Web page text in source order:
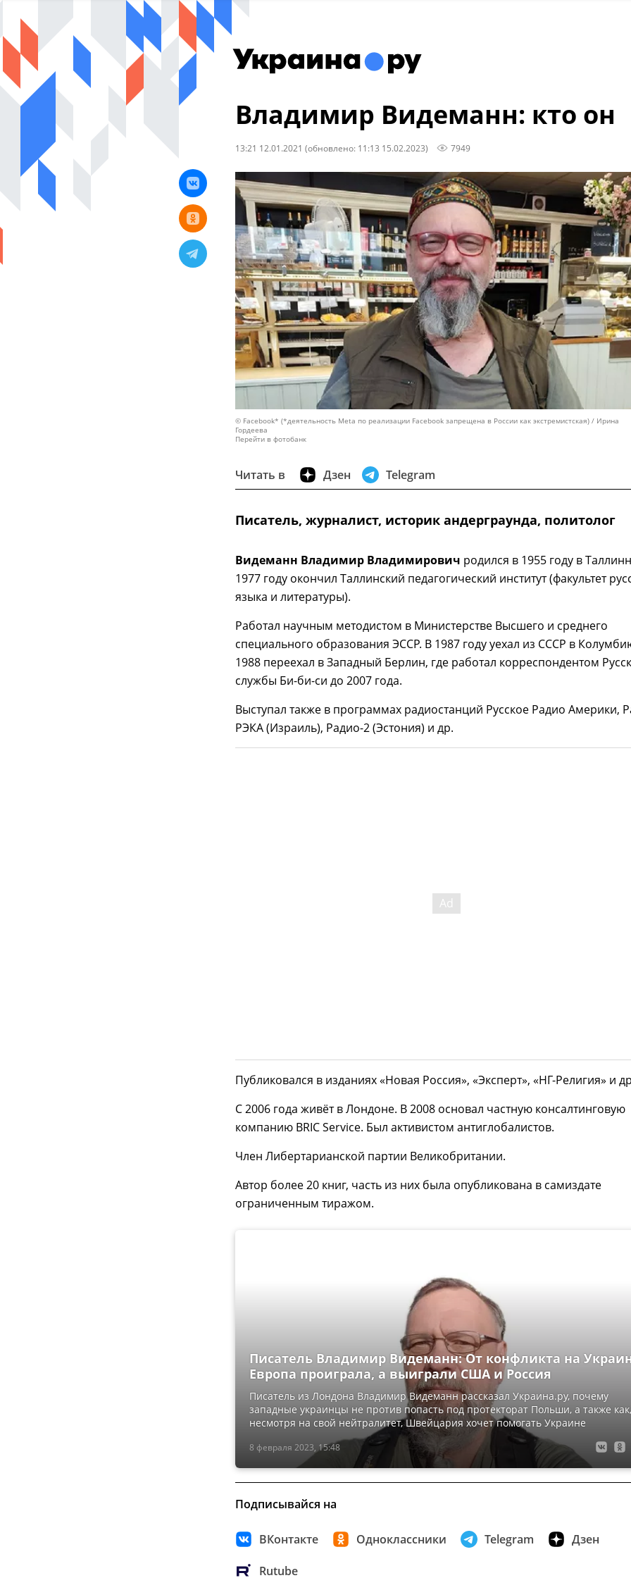
Владимир Видеманн: кто он
13:21 12.01.2021 (обновлено: 11:13 15.02.2023) 7949
© Facebook* (*деятельность Meta по реализации Facebook запрещена в России как экстремистская) / Ирина
Гордеева
Перейти в фотобанк
Читать в Дзен Telegram
Писатель, журналист, историк андерграунда, политолог
Видеманн Владимир Владимирович родился в 1955 году в
1977 году окончил Таллинский педагогический институт (факультет
языка и литературы).
Работал научным методистом в Министерстве Высшего и среднего
специального образования ЭССР. В 1987 году уехал из СССР в
1988 переехал в Западный Берлин, где работал корреспондентом
службы Би-би-си до 2007 года.
Выступал также в программах радиостанций Русское Радио Америки,
РЭКА (Израиль), Радио-2 (Эстония) и др.
Публиковался в изданиях «Новая Россия», «Эксперт», «НГ-Религия» и
С 2006 года живёт в Лондоне. В 2008 основал частную консалтинговую
компанию BRIC Service. Был активистом антиглобалистов.
Член Либертарианской партии Великобритании.
Автор более 20 книг, часть из них была опубликована в самиздате
ограниченным тиражом.
8 февраля 2023, 15:48
Писатель Владимир Видеманн: От конфликта на
Европа проиграла, а выиграли США и Россия
Писатель из Лондона Владимир Видеманн рассказал Украина.ру, почему
западные украинцы не против попасть под протекторат Польши, а также как,
несмотря на свой нейтралитет, Швейцария хочет помогать Украине
Подписывайся на
ВКонтакте Одноклассники Telegram Дзен
Rutube